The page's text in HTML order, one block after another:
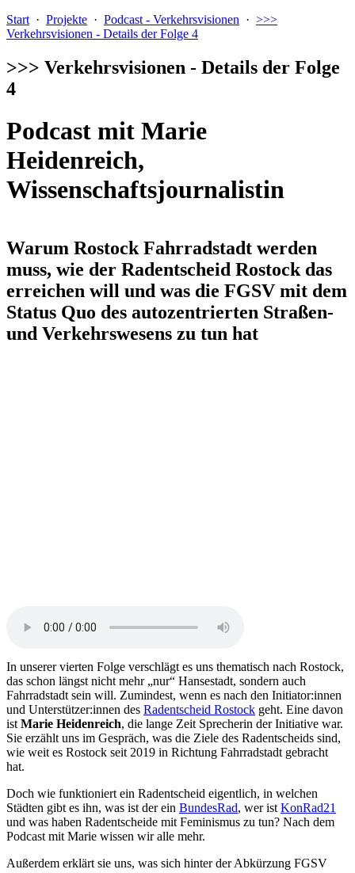
Start · Projekte · Podcast - Verkehrsvisionen · >>>
Verkehrsvisionen - Details der Folge 4
>>> Verkehrsvisionen - Details der Folge
4
Podcast mit Marie
Heidenreich,
Wissenschaftsjournalistin
Warum Rostock Fahrradstadt werden
muss, wie der Radentscheid Rostock das
erreichen will und was die FGSV mit dem
Status Quo des autozentrierten Straßen-
und Verkehrswesens zu tun hat
In unserer vierten Folge verschlägt es uns thematisch nach Rostock,
das schon längst nicht mehr „nur“ Hansestadt, sondern auch
Fahrradstadt sein will. Zumindest, wenn es nach den Initiator:innen
und Unterstützer:innen des Radentscheid Rostock geht. Eine davon
ist Marie Heidenreich, die lange Zeit Sprecherin der Initiative war.
Sie erzählt uns im Gespräch, was die Ziele des Radentscheids sind,
wie weit es Rostock seit 2019 in Richtung Fahrradstadt gebracht
hat.
Doch wie funktioniert ein Radentscheid eigentlich, in welchen
Städten gibt es ihn, was ist der ein BundesRad, wer ist KonRad21
und was haben Radentscheide mit Feminismus zu tun? Nach dem
Podcast mit Marie wissen wir alle mehr.
Außerdem erklärt sie uns, was sich hinter der Abkürzung FGSV